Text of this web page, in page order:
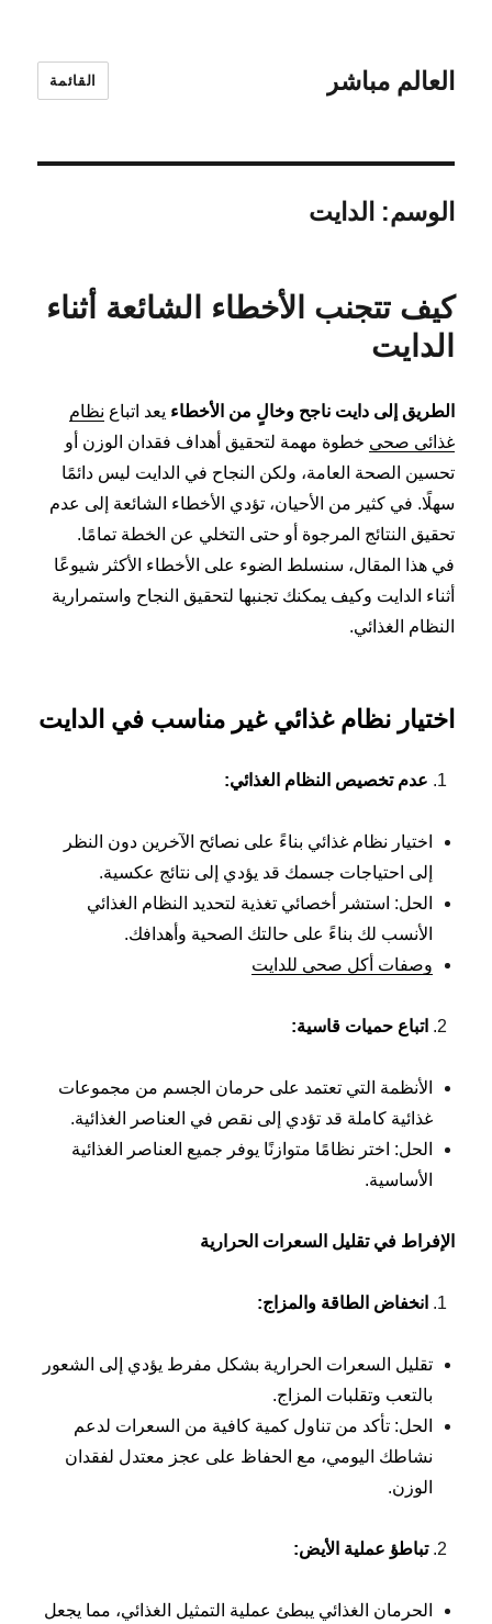
العالم مباشر القائمة
الوسم: الدايت
كيف تتجنب الأخطاء الشائعة أثناء
الدايت
الطريق إلى دايت ناجح وخالٍ من الأخطاء يعد اتباع نظام
غذائي صحي خطوة مهمة لتحقيق أهداف فقدان الوزن أو
تحسين الصحة العامة، ولكن النجاح في الدايت ليس دائمًا
سهلًا. في كثير من الأحيان، تؤدي الأخطاء الشائعة إلى عدم
تحقيق النتائج المرجوة أو حتى التخلي عن الخطة تمامًا.
في هذا المقال، سنسلط الضوء على الأخطاء الأكثر شيوعًا
أثناء الدايت وكيف يمكنك تجنبها لتحقيق النجاح واستمرارية
النظام الغذائي.
اختيار نظام غذائي غير مناسب في الدايت
عدم تخصيص النظام الغذائي:
اختيار نظام غذائي بناءً على نصائح الآخرين دون النظر
إلى احتياجات جسمك قد يؤدي إلى نتائج عكسية.
الحل: استشر أخصائي تغذية لتحديد النظام الغذائي
الأنسب لك بناءً على حالتك الصحية وأهدافك.
وصفات أكل صحي للدايت
اتباع حميات قاسية:
الأنظمة التي تعتمد على حرمان الجسم من مجموعات
غذائية كاملة قد تؤدي إلى نقص في العناصر الغذائية.
الحل: اختر نظامًا متوازنًا يوفر جميع العناصر الغذائية
الأساسية.
الإفراط في تقليل السعرات الحرارية
انخفاض الطاقة والمزاج:
تقليل السعرات الحرارية بشكل مفرط يؤدي إلى الشعور
بالتعب وتقلبات المزاج.
الحل: تأكد من تناول كمية كافية من السعرات لدعم
نشاطك اليومي، مع الحفاظ على عجز معتدل لفقدان
الوزن.
تباطؤ عملية الأيض:
الحرمان الغذائي يبطئ عملية التمثيل الغذائي، مما يجعل